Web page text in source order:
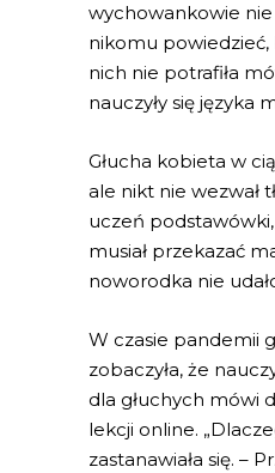
wychowankowie
nikomu powiedzieć,
nich nie potrafiła
nauczyły się języka
Głucha kobieta w
ale nikt nie wezwał
uczeń
musiał przekazać
noworodka nie
W czasie pandemii
zobaczyła, że
dla głuchych mówi
lekcji online.
zastanawiała się. –